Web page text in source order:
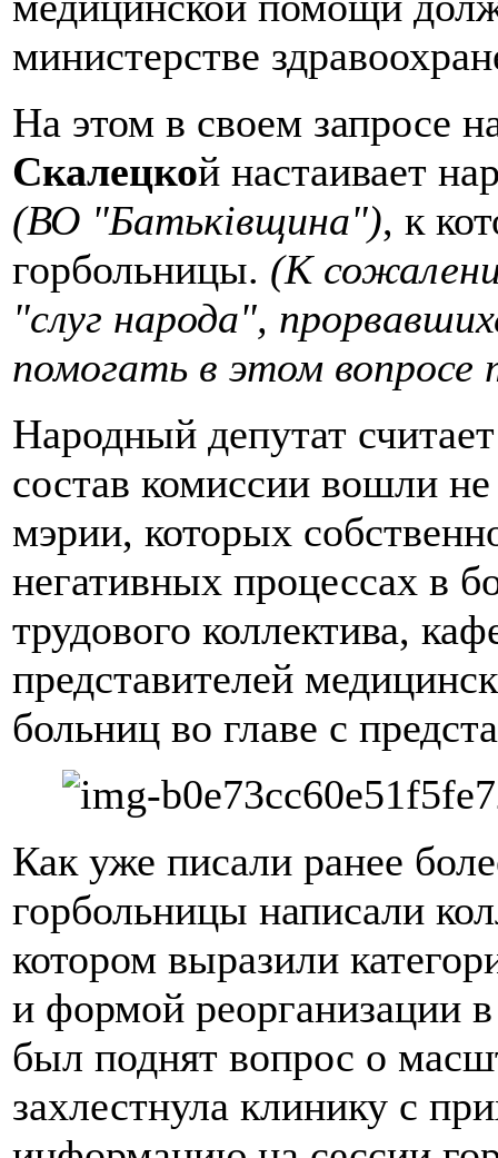
министерстве
На этом в своем запросе
Скалецкой настаивает
(ВО "Батьківщина"), к
горбольницы. (К
"слуг народа",
помогать в этом
Народный депутат
состав комиссии вошли
мэрии, которых
негативных процессах в
трудового коллектива,
представителей
больниц во главе с
Как уже писали ранее
горбольницы написали
котором выразили
и формой реорганизации
был поднят вопрос о
захлестнула клинику с